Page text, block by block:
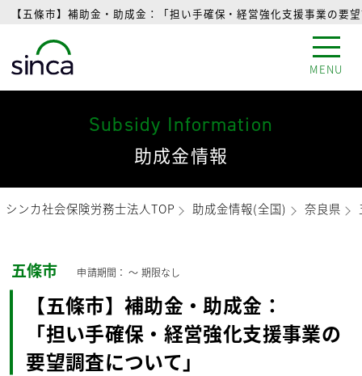
【五條市】補助金・助成金：「担い手確保・経営強化支援事業の
MENU
Subsidy Information
助成金情報
シンカ社会保険労務士法人TOP 助成金情報(全国) 奈良県
五條市 申請期間： 〜 期限なし
【五條市】補助金・助成金：
「担い手確保・経営強化支援事業の
要望調査について」